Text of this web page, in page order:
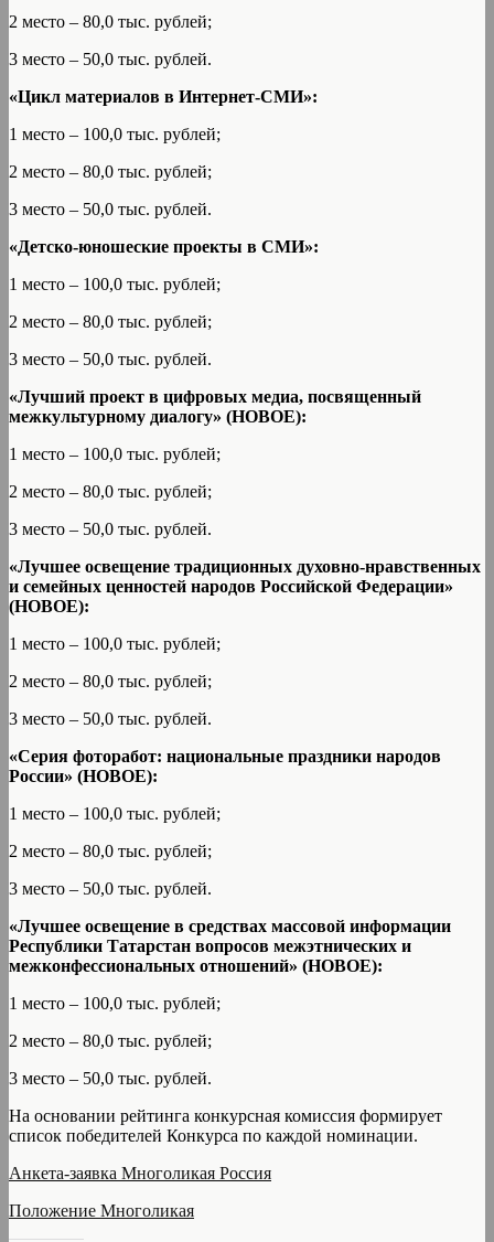
2 место – 80,0 тыс. рублей;
3 место – 50,0 тыс. рублей.
«Цикл материалов в Интернет-СМИ»:
1 место – 100,0 тыс. рублей;
2 место – 80,0 тыс. рублей;
3 место – 50,0 тыс. рублей.
«Детско-юношеские проекты в СМИ»:
1 место – 100,0 тыс. рублей;
2 место – 80,0 тыс. рублей;
3 место – 50,0 тыс. рублей.
«Лучший проект в цифровых медиа, посвященный
межкультурному диалогу» (НОВОЕ):
1 место – 100,0 тыс. рублей;
2 место – 80,0 тыс. рублей;
3 место – 50,0 тыс. рублей.
«Лучшее освещение традиционных духовно-нравственных
и семейных ценностей народов Российской Федерации»
(НОВОЕ):
1 место – 100,0 тыс. рублей;
2 место – 80,0 тыс. рублей;
3 место – 50,0 тыс. рублей.
«Серия фоторабот: национальные праздники народов
России» (НОВОЕ):
1 место – 100,0 тыс. рублей;
2 место – 80,0 тыс. рублей;
3 место – 50,0 тыс. рублей.
«Лучшее освещение в средствах массовой информации
Республики Татарстан вопросов межэтнических и
межконфессиональных отношений» (НОВОЕ):
1 место – 100,0 тыс. рублей;
2 место – 80,0 тыс. рублей;
3 место – 50,0 тыс. рублей.
На основании рейтинга конкурсная комиссия формирует
список победителей Конкурса по каждой номинации.
Анкета-заявка Многоликая Россия
Положение Многоликая